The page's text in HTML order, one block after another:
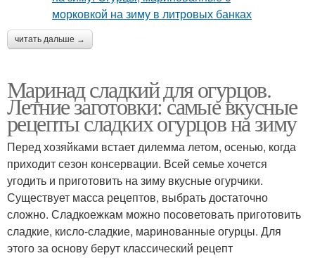
читать дальше →
Маринад сладкий для огурцов.
Летние заготовки: самые вкусные
рецепты сладких огурцов на зиму
Перед хозяйками встает дилемма летом, осенью, когда
приходит сезон консервации. Всей семье хочется
угодить и приготовить на зиму вкусные огурчики.
Существует масса рецептов, выбрать достаточно
сложно. Сладкоежкам можно посоветовать приготовить
сладкие, кисло-сладкие, маринованные огурцы. Для
этого за основу берут классический рецепт